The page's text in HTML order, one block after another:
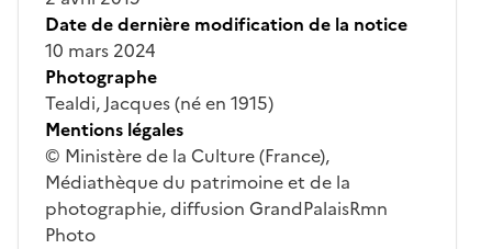
Date de dernière modification de la notice
10 mars 2024
Photographe
Tealdi, Jacques (né en 1915)
Mentions légales
© Ministère de la Culture (France),
Médiathèque du patrimoine et de la
photographie, diffusion GrandPalaisRmn
Photo